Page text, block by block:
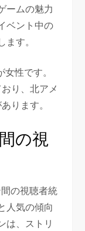
ームの魅力
ベント中の
す。
性です。
り、北アメ
ります。
の視
の視聴者統
人気の傾向
は、ストリ